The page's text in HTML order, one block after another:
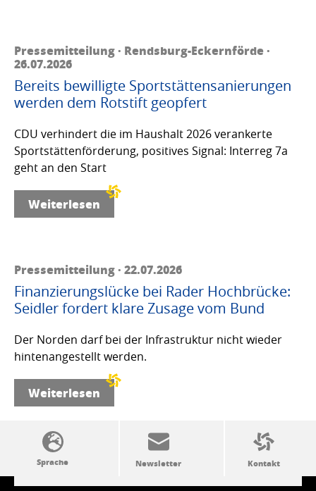
Pressemitteilung · Rendsburg-Eckernförde ·
26.07.2026
Bereits bewilligte Sportstättensanierungen
werden dem Rotstift geopfert
CDU verhindert die im Haushalt 2026 verankerte
Sportstättenförderung, positives Signal: Interreg 7a
geht an den Start
Weiterlesen
Pressemitteilung · 22.07.2026
Finanzierungslücke bei Rader Hochbrücke:
Seidler fordert klare Zusage vom Bund
Der Norden darf bei der Infrastruktur nicht wieder
hintenangestellt werden.
Weiterlesen
SSW-Politik von A bis Z